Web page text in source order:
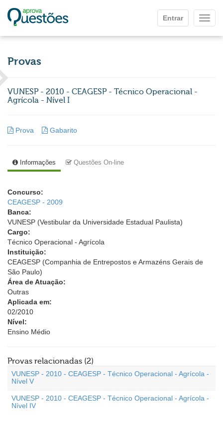
Entrar
Provas
VUNESP - 2010 - CEAGESP - Técnico Operacional -
Agrícola - Nível I
Prova Gabarito
Informações Questões On-line
Concurso:
CEAGESP - 2009
Banca:
VUNESP (Vestibular da Universidade Estadual Paulista)
Cargo:
Técnico Operacional - Agrícola
Instituição:
CEAGESP (Companhia de Entrepostos e Armazéns Gerais de
São Paulo)
Área de Atuação:
Outras
Aplicada em:
02/2010
Nível:
Ensino Médio
Provas relacionadas (2)
VUNESP - 2010 - CEAGESP - Técnico Operacional - Agrícola -
Nível V
VUNESP - 2010 - CEAGESP - Técnico Operacional - Agrícola -
Nível IV